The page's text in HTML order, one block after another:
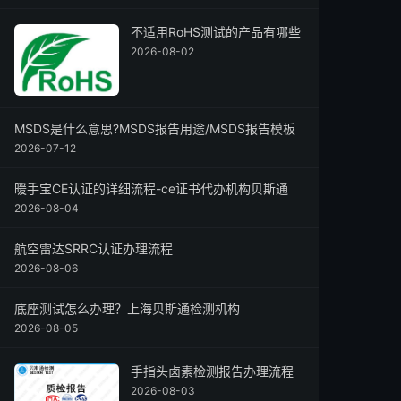
不适用RoHS测试的产品有哪些
2026-08-02
MSDS是什么意思?MSDS报告用途/MSDS报告模板
2026-07-12
暖手宝CE认证的详细流程-ce证书代办机构贝斯通
2026-08-04
航空雷达SRRC认证办理流程
2026-08-06
底座测试怎么办理？上海贝斯通检测机构
2026-08-05
手指头卤素检测报告办理流程
2026-08-03